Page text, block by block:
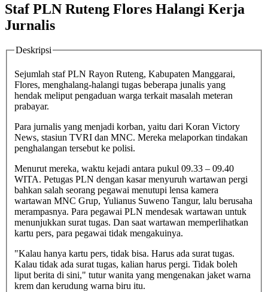
Staf PLN Ruteng Flores Halangi Kerja
Jurnalis
Deskripsi
Sejumlah staf PLN Rayon Ruteng, Kabupaten Manggarai,
Flores, menghalang-halangi tugas beberapa junalis yang
hendak meliput pengaduan warga terkait masalah meteran
prabayar.
Para jurnalis yang menjadi korban, yaitu dari Koran Victory
News, stasiun TVRI dan MNC. Mereka melaporkan tindakan
penghalangan tersebut ke polisi.
Menurut mereka, waktu kejadi antara pukul 09.33 – 09.40
WITA. Petugas PLN dengan kasar menyuruh wartawan pergi
bahkan salah seorang pegawai menutupi lensa kamera
wartawan MNC Grup, Yulianus Suweno Tangur, lalu berusaha
merampasnya. Para pegawai PLN mendesak wartawan untuk
menunjukkan surat tugas. Dan saat wartawan memperlihatkan
kartu pers, para pegawai tidak mengakuinya.
"Kalau hanya kartu pers, tidak bisa. Harus ada surat tugas.
Kalau tidak ada surat tugas, kalian harus pergi. Tidak boleh
liput berita di sini," tutur wanita yang mengenakan jaket warna
krem dan kerudung warna biru itu.